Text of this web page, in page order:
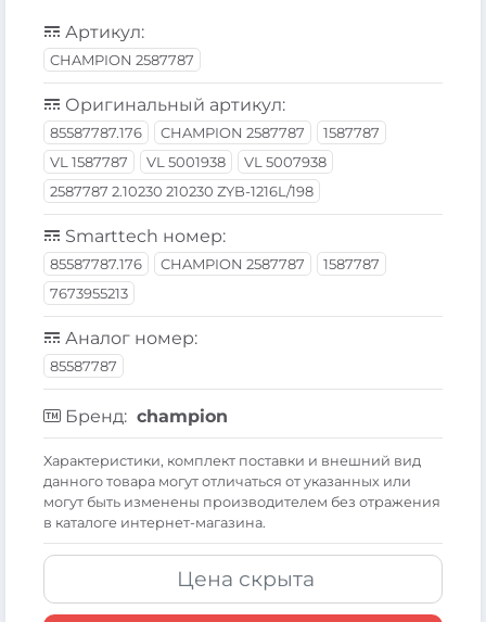
Артикул:
CHAMPION 2587787
Оригинальный артикул:
85587787.176 CHAMPION 2587787
1587787
VL 1587787
VL 5001938
VL 5007938
2587787 2.10230 210230 ZYB-1216L/198
Smarttech номер:
85587787.176 CHAMPION 2587787
1587787
7673955213
Аналог номер:
85587787
Бренд: champion
Xарактеристики, комплект поставки и внешний вид
данного товара могут отличаться от указанных или
могут быть изменены производителем без отражения
в каталоге интернет-магазина.
Цена скрыта